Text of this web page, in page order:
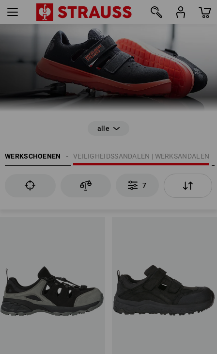
VEILIGHEIDSSANDALEN
Ademend & perfect gedempt
EN ISO 20345
WERKSCHOENEN VEILIGHEIDSSANDALEN | WERKSANDALEN
7
7